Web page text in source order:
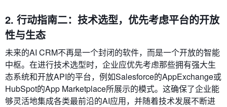
2. 行动指南二：技术选型，优先考虑平台的开放
性与生态
未来的AI CRM不再是一个封闭的软件，而是一个开放的智能
中枢。在进行技术选型时，企业应优先考虑那些拥有强大生
态系统和开放API的平台，例如Salesforce的AppExchange或
HubSpot的App Marketplace所展示的模式。这确保了企业能
够灵活地集成各类最前沿的AI应用，并随着技术发展不断进